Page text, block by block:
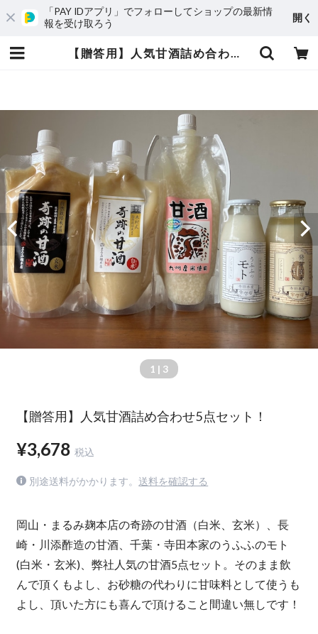
「PAY IDアプリ」でフォローしてショップの最新情
報を受け取ろう
開く
【贈答用】人気甘酒詰め合わせ5点セット！ | 愛媛発の自然食品店 電子食品流通研究所オンラインストア｜電食で、おいしく、健康に
1 | 3
【贈答用】人気甘酒詰め合わせ5点セット！
¥3,678 税込
別途送料がかかります。 送料を確認する
岡山・まるみ麹本店の奇跡の甘酒（白米、玄米）、長
崎・川添酢造の甘酒、千葉・寺田本家のうふふのモト
(白米・玄米)、弊社人気の甘酒5点セット。そのまま飲
んで頂くもよし、お砂糖の代わりに甘味料として使うも
よし、頂いた方にも喜んで頂けること間違い無しです！